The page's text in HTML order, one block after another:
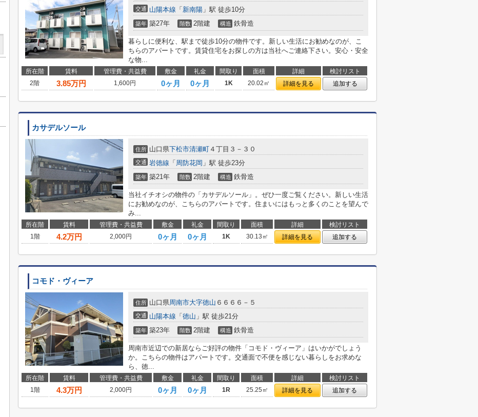
交通 山陽本線 「 新南陽 」駅 徒歩10分
築年 築27年 階数 2階建 構造 鉄骨造
暮らしに便利な、駅まで徒歩10分の物件です。新しい生活にお勧めなのが、こ
ちらのアパートです。賃貸住宅をお探しの方は当社へご連絡下さい。安心・安全
な物...
所在階 賃料 管理費・共益費 敷金 礼金 間取り 面積 詳細
検討リスト
2階
3.85万円 1,600円 0ヶ月 0ヶ月 1K 20.02㎡ 詳細を見る 追加する
カサデルソール
住所 山口県下松市清瀬町 ４丁目３－３０
交通 岩徳線 「 周防花岡 」駅 徒歩23分
築年 築21年 階数 2階建 構造 鉄骨造
当社イチオシの物件の「カサデルソール」。ぜひ一度ご覧ください。新しい生活
にお勧めなのが、こちらのアパートです。住まいにはもっと多くのことを望んで
み...
所在階 賃料 管理費・共益費 敷金 礼金 間取り 面積 詳細
検討リスト
1階
4.2万円 2,000円 0ヶ月 0ヶ月 1K 30.13㎡ 詳細を見る 追加する
コモド・ヴィーア
住所 山口県周南市大字徳山 ６６６６－５
交通 山陽本線 「 徳山 」駅 徒歩21分
築年 築23年 階数 2階建 構造 鉄骨造
周南市近辺での新居ならご好評の物件「コモド・ヴィーア」はいかがでしょう
か。こちらの物件はアパートです。交通面で不便を感じない暮らしをお求めな
ら、徳...
所在階 賃料 管理費・共益費 敷金 礼金 間取り 面積 詳細
検討リスト
1階
4.3万円 2,000円 0ヶ月 0ヶ月 1R 25.25㎡ 詳細を見る 追加する